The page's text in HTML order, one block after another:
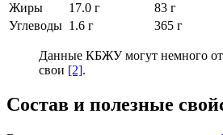
Жиры
17.0 г 83 г
Углеводы 1.6 г 365 г
Данные КБЖУ могут немного
свои [2].
Состав и полезные